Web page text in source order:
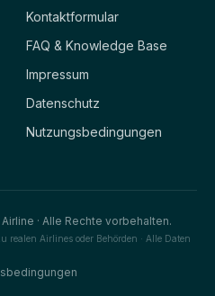
Kontaktformular
FAQ & Knowledge Base
Impressum
Datenschutz
Nutzungsbedingungen
· Alle Rechte vorbehalten.
Airlines oder Behörden · Alle Daten